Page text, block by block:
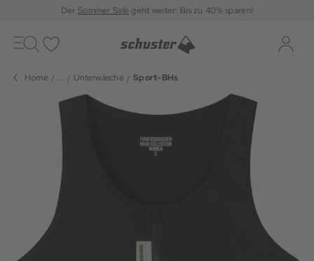
DerSommer Sale geht weiter: Bis zu 40% sparen!
Toggle
navigation
Home ... Unterwäsche Sport-BHs